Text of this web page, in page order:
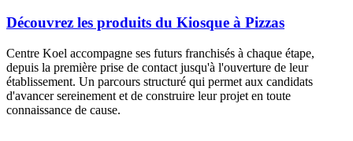
Découvrez les produits du Kiosque à Pizzas
Centre Koel accompagne ses futurs franchisés à chaque étape,
depuis la première prise de contact jusqu'à l'ouverture de leur
établissement. Un parcours structuré qui permet aux candidats
d'avancer sereinement et de construire leur projet en toute
connaissance de cause.